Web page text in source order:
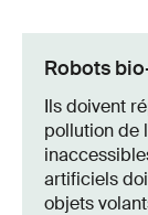
Robots
Ils doivent
pollution de
artificiels
objets